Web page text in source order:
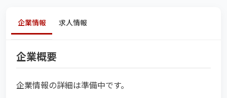
企業情報 求人情報
企業概要
企業情報の詳細は準備中です。